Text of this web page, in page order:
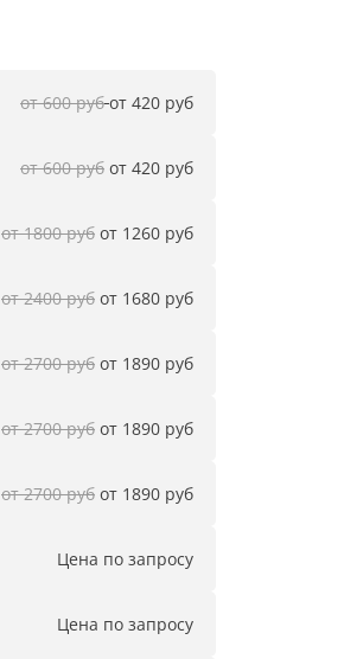
от 600 руб от 420 руб
от 600 руб от 420 руб
от 1800 руб от 1260 руб
от 2400 руб от 1680 руб
от 2700 руб от 1890 руб
от 2700 руб от 1890 руб
от 2700 руб от 1890 руб
Цена по запросу
Цена по запросу